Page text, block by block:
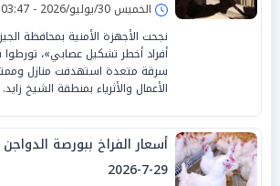
الخميس 30/يوليو/2026 - 03:47 م
نجحت الأجهزة الأمنية بمحافظة
أفراد أخطر تشكيل عصابي»،
سرقة متعدة استهدفت منازل
الأعمال والأثرياء بمنطقة الشيخ زايد.
أسعار الفراخ ببورصة الدواجن
29-7-2026